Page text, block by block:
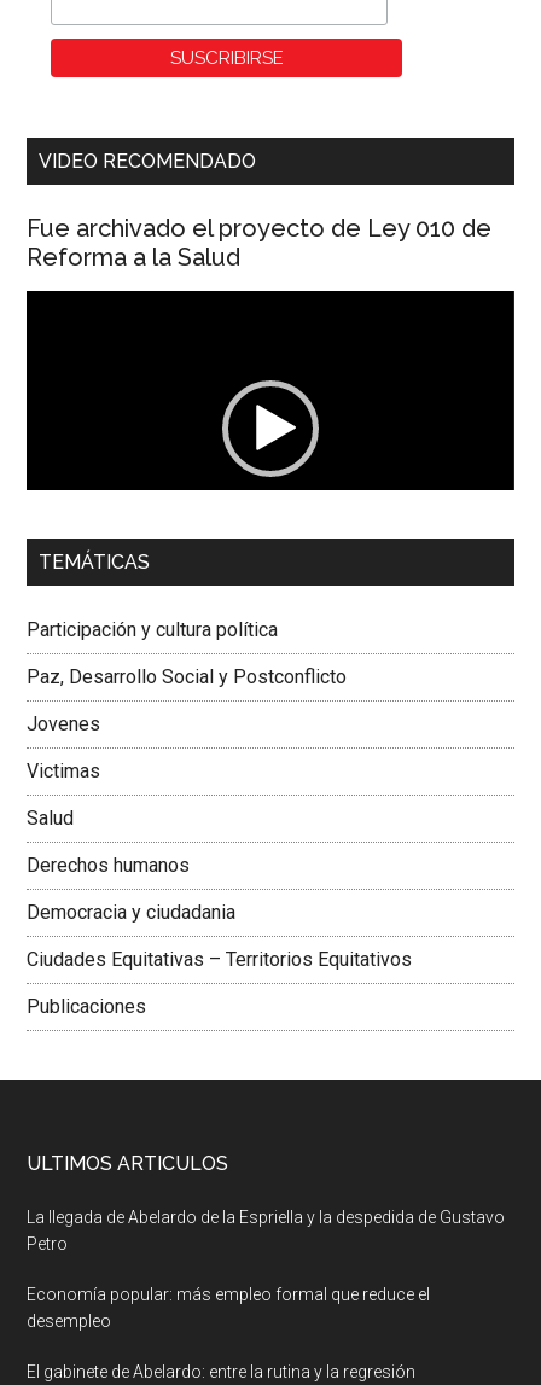
VIDEO RECOMENDADO
Fue archivado el proyecto de Ley 010 de
Reforma a la Salud
00:00 01:04
Dra. Carolina Corcho Mejía,Presidenta Corporación
Colombiana
TEMÁTICAS
Participación y cultura política
Paz, Desarrollo Social y Postconflicto
Jovenes
Victimas
Salud
Derechos humanos
Democracia y ciudadania
Ciudades Equitativas – Territorios Equitativos
Publicaciones
ULTIMOS ARTICULOS
La llegada de Abelardo de la Espriella y la despedida de Gustavo
Petro
Economía popular: más empleo formal que reduce el
desempleo
El gabinete de Abelardo: entre la rutina y la regresión